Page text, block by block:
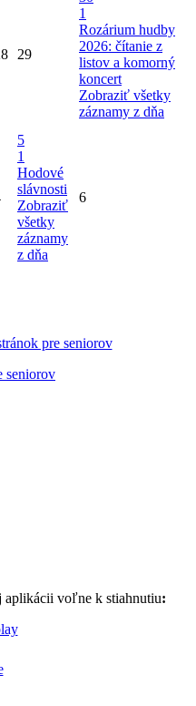
29
1
Rozárium hudby
2026: čítanie z
listov a komorný
koncert
Zobraziť všetky
záznamy z dňa
5
1
Hodové
slávnosti
Zobraziť
všetky
záznamy
z dňa
6
pre seniorov
aplikácii voľne k stiahnutiu: